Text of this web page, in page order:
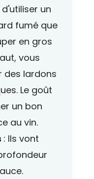
un
fumé que
en gros
vous
des lardons
Le goût
un bon
au vin.
: Ils vont